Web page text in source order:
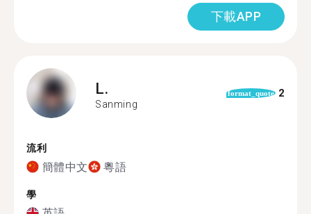
下載APP
L.
Sanming
format_quote 2
流利
簡體中文 粵語
學